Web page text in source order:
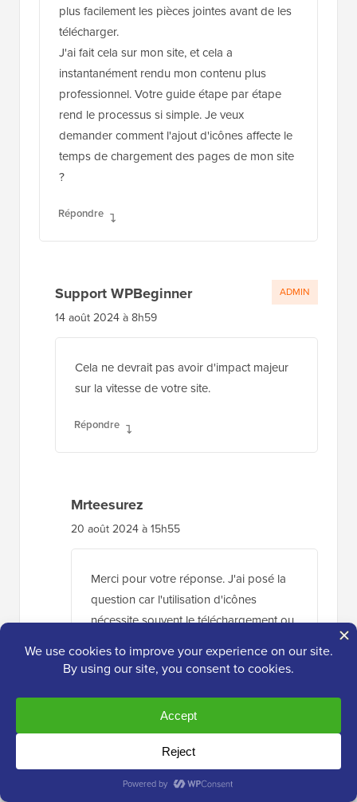
plus facilement les pièces jointes avant de les
télécharger.
J'ai fait cela sur mon site, et cela a
instantanément rendu mon contenu plus
professionnel. Votre guide étape par étape
rend le processus si simple. Je veux
demander comment l'ajout d'icônes affecte le
temps de chargement des pages de mon site
?
Répondre
Support WPBeginner
14 août 2024 à 8h59
Cela ne devrait pas avoir d'impact majeur
sur la vitesse de votre site.
Répondre
ADMIN
Mrteesurez
20 août 2024 à 15h55
Merci pour votre réponse. J'ai posé la
question car l'utilisation d'icônes
nécessite souvent le téléchargement ou
polices comme Font Awesome ou
vitesse d'un site Web. J'apprécie que
vous me fassiez savoir que cela n'a pas
d'impact majeur sur la vitesse de mon
site.